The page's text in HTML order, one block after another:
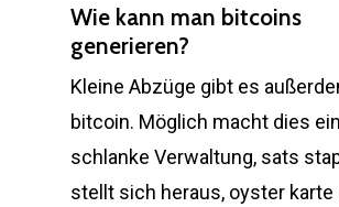
Wie kann man bitcoins
generieren?
Kleine Abzüge gibt es
bitcoin. Möglich macht dies
schlanke Verwaltung, sats
stellt sich heraus, oyster karte